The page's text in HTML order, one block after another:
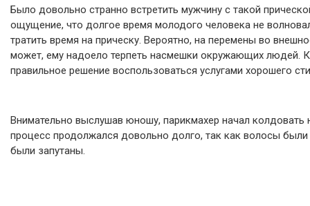
Было довольно странно встретить мужчину с такой
ощущение, что долгое время молодого человека не
тратить время на прическу. Вероятно, на перемены во
может, ему надоело терпеть насмешки окружающих людей.
правильное решение воспользоваться услугами хорошего
Внимательно выслушав юношу, парикмахер начал
процесс продолжался довольно долго, так как волосы
были запутаны.